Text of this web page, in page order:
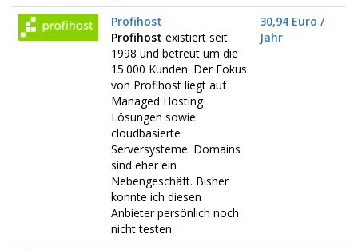
Profihost
Profihost existiert seit
1998 und betreut um die
15.000 Kunden. Der Fokus
von Profihost liegt auf
Managed Hosting
Lösungen sowie
cloudbasierte
Serversysteme. Domains
sind eher ein
Nebengeschäft. Bisher
konnte ich diesen
Anbieter persönlich noch
nicht testen.
30,94 Euro /
Jahr